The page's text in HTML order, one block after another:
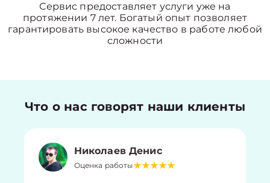
Сервис предоставляет услуги уже на
протяжении 7 лет. Богатый опыт позволяет
гарантировать высокое качество в работе любой
сложности
Что о нас говорят наши клиенты
Николаев Денис
Оценка работы